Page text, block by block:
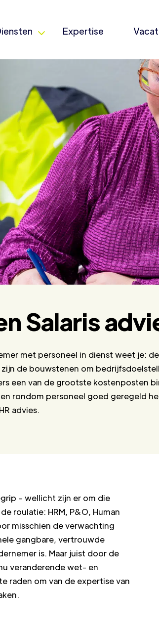
Expertise
Salaris
met personeel in dienst weet je:
zijn de bouwstenen om
een van de grootste kostenposten
rondom personeel goed geregeld
advies.
– wellicht zijn er om die
roulatie: HRM, P&O, Human
misschien de verwachting
gangbare, vertrouwde
is. Maar juist door de
veranderende wet- en
raden om van de expertise van